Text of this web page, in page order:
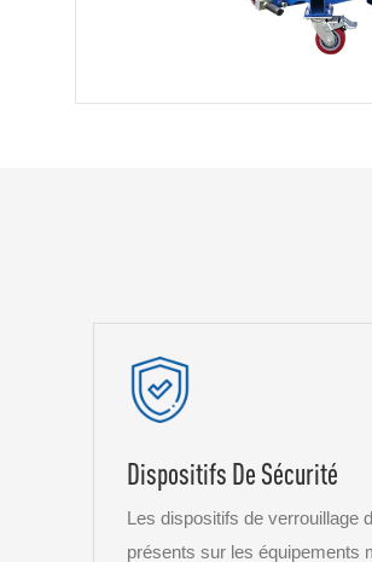
Dispositifs De Sécurité
Les dispositifs de verrouillage
présents sur les équipements